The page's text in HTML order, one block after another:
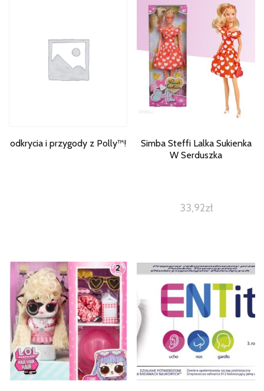
odkrycia i przygody z Polly™!
Simba Steffi Lalka Sukienka
W Serduszka
33,92zł